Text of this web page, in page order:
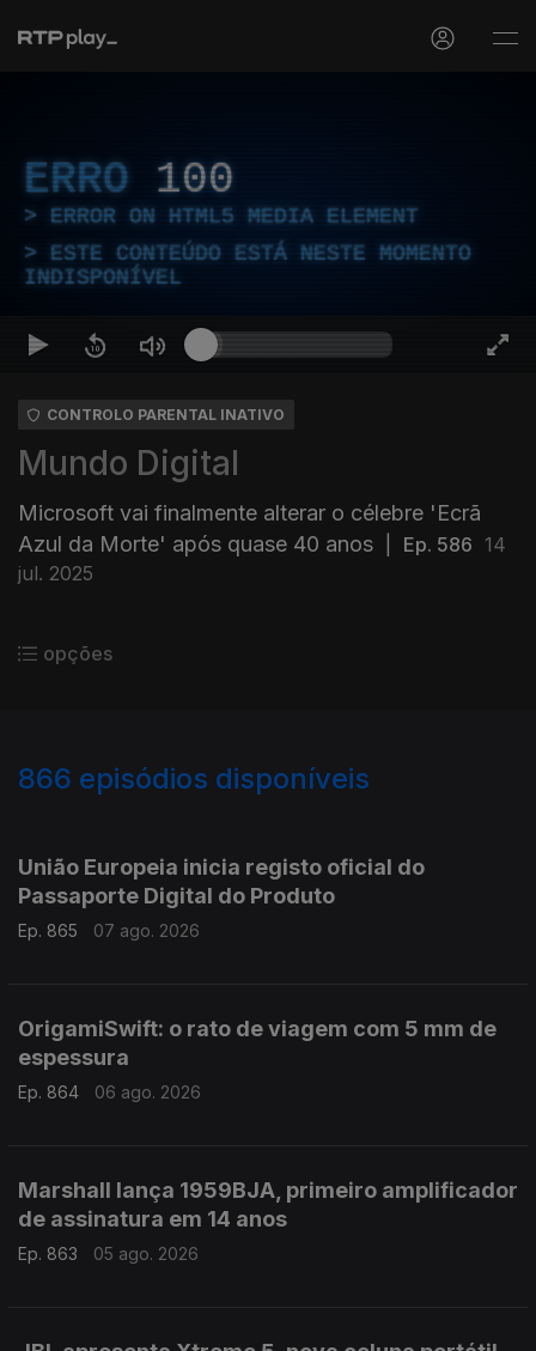
ERRO 100
ERROR ON HTML5 MEDIA ELEMENT
ESTE CONTEÚDO ESTÁ NESTE MOMENTO
INDISPONÍVEL
CONTROLO PARENTAL INATIVO
Mundo Digital
Microsoft vai finalmente alterar o célebre 'Ecrã
Azul da Morte' após quase 40 anos
Ep. 586 14
jul. 2025
opções
866 episódios disponíveis
União Europeia inicia registo oficial do
Passaporte Digital do Produto
Ep. 865 07 ago. 2026
OrigamiSwift: o rato de viagem com 5 mm de
espessura
Ep. 864 06 ago. 2026
Marshall lança 1959BJA, primeiro amplificador
de assinatura em 14 anos
Ep. 863 05 ago. 2026